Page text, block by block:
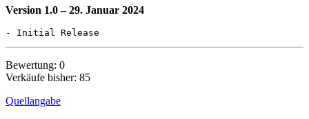
Version 1.0 – 29. Januar 2024
Bewertung: 0
Verkäufe bisher: 85
Quellangabe